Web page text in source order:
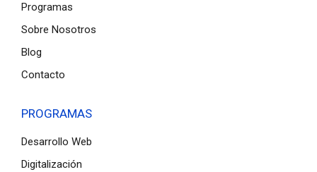
Programas
Sobre Nosotros
Blog
Contacto
PROGRAMAS
Desarrollo Web
Digitalización